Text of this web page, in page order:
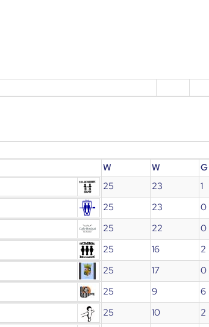
W W G
25 23 1
25 23 0
25 22 0
25 16 2
25 17 0
25 9 6
25 10 2